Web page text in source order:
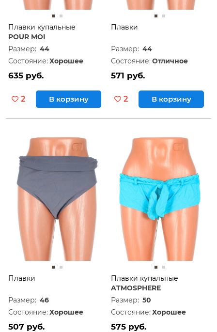
Плавки купальные
POUR MOI
Размер: 44
Состояние: Хорошее
635 руб.
2 В корзину
Плавки
Размер: 44
Состояние: Отличное
571 руб.
2 В корзину
Плавки
Размер: 46
Состояние: Хорошее
507 руб.
Плавки купальные
ATMOSPHERE
Размер: 50
Состояние: Хорошее
575 руб.